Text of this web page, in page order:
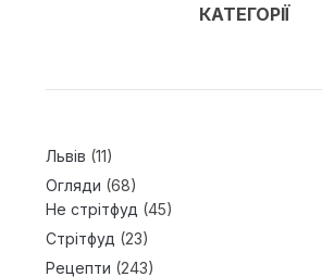
КАТЕГОРІЇ
Львів (11)
Огляди (68)
Не стрітфуд (45)
Стрітфуд (23)
Рецепти (243)